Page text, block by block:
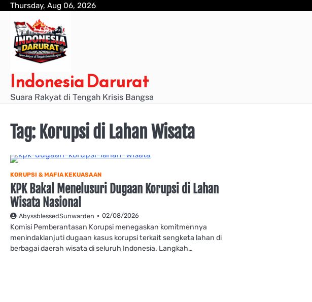
Skip
content
Thursday, Aug 06, 2026
Indonesia Darurat
Suara Rakyat di Tengah Krisis Bangsa
Tag: Korupsi di Lahan Wisata
KORUPSI & MAFIA KEKUASAAN
KPK Bakal Menelusuri Dugaan Korupsi di Lahan
Wisata Nasional
AbyssblessedSunwarden 02/08/2026
Komisi Pemberantasan Korupsi menegaskan komitmennya
menindaklanjuti dugaan kasus korupsi terkait sengketa lahan di
berbagai daerah wisata di seluruh Indonesia. Langkah…